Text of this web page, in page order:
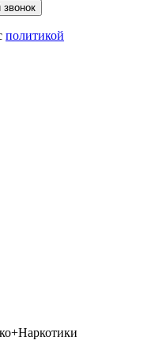
политикой